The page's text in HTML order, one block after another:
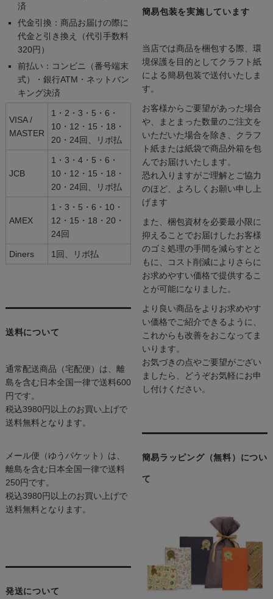
済
代金引換：商品お届けの際に
代金と引き換え（代引手数料
320円）
前払い：コンビニ（番号端末
式）・銀行ATM・ネットバン
キング決済
VISA /
MASTER
1・2・3・5・6・
10・12・15・18・
20・24回、リボ払
JCB
1・3・4・5・6・
10・12・15・18・
20・24回、リボ払
AMEX
1・3・5・6・10・
12・15・18・20・
24回
Diners 1回、リボ払
送料について
通常配送商品（宅配便）は、離
島を含む日本全国一律で送料600
円です。
税込3980円以上のお買い上げで
送料無料となります。
メール便（ゆうパケット）は、
離島を含む日本全国一律で送料
250円です。
税込3980円以上のお買い上げで
送料無料となります。
発送について
簡易包装を実施しています
当店では商品を梱包する際、環
境保護を目的としてクラフト紙
による簡易包装で送付いたしま
す。
お客様からご要望があった場合
や、まとまった数量のご注文を
いただいた場合を除き、クラフ
ト紙または紙袋で商品外箱を包
んでお届けいたします。
恐れ入りますがご理解とご協力
のほど、よろしくお願い申し上
げます
また、梱包資材を必要最小限に
抑えることでお届けしたお客様
のゴミ処理の手間を減らすとと
もに、コスト削減によりさらに
お求めやすい価格で提供するこ
とが可能になりました。
より良い商品をよりお求めやす
い価格でご紹介できるように、
これからも改善をおこなってま
いります。
お気づきの点やご要望がござい
ましたら、どうぞお気軽にお申
し付けください。
簡易ラッピング（無料）につい
て